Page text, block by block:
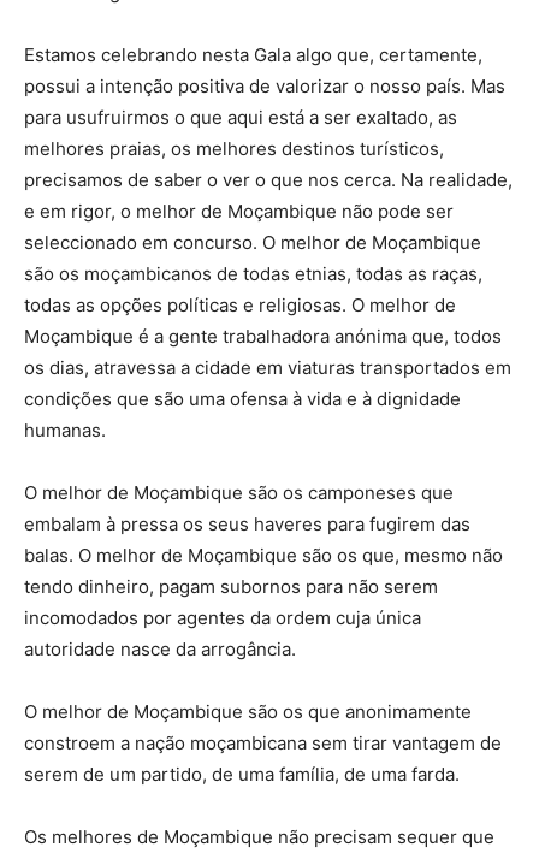
Estamos celebrando nesta Gala algo que, certamente,
possui a intenção positiva de valorizar o nosso país. Mas
para usufruirmos o que aqui está a ser exaltado, as
melhores praias, os melhores destinos turísticos,
precisamos de saber o ver o que nos cerca. Na realidade,
e em rigor, o melhor de Moçambique não pode ser
seleccionado em concurso. O melhor de Moçambique
são os moçambicanos de todas etnias, todas as raças,
todas as opções políticas e religiosas. O melhor de
Moçambique é a gente trabalhadora anónima que, todos
os dias, atravessa a cidade em viaturas transportados em
condições que são uma ofensa à vida e à dignidade
humanas.
O melhor de Moçambique são os camponeses que
embalam à pressa os seus haveres para fugirem das
balas. O melhor de Moçambique são os que, mesmo não
tendo dinheiro, pagam subornos para não serem
incomodados por agentes da ordem cuja única
autoridade nasce da arrogância.
O melhor de Moçambique são os que anonimamente
constroem a nação moçambicana sem tirar vantagem de
serem de um partido, de uma família, de uma farda.
Os melhores de Moçambique não precisam sequer que